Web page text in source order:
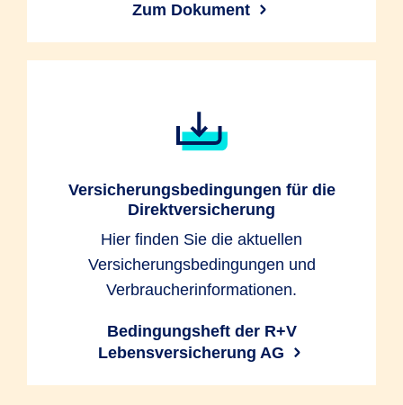
Zum Dokument
Versicherungsbedingungen für die
Direktversicherung
Hier finden Sie die aktuellen
Versicherungsbedingungen und
Verbraucherinformationen.
Bedingungsheft der R+V
Lebensversicherung AG